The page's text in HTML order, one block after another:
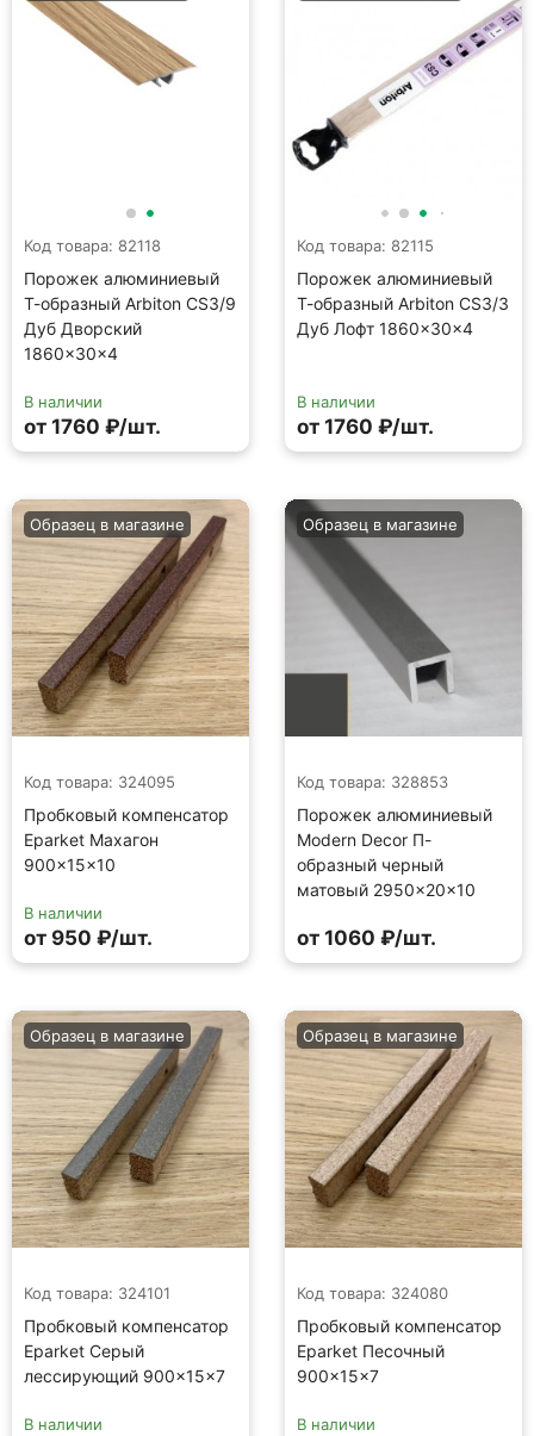
Код товара: 82118
Порожек алюминиевый
Т-образный Arbiton CS3/9
Дуб Дворский
1860×30×4
В наличии
от 1760 ₽/шт.
Код товара: 82115
Порожек алюминиевый
Т-образный Arbiton CS3/3
Дуб Лофт 1860×30×4
В наличии
от 1760 ₽/шт.
Код товара: 324095
Пробковый компенсатор
Eparket Махагон
900×15×10
Образец в магазине
В наличии
от 950 ₽/шт.
Код товара: 328853
Порожек алюминиевый
Modern Decor П-
образный черный
матовый 2950×20×10
Образец в магазине
от 1060 ₽/шт.
Код товара: 324101
Пробковый компенсатор
Eparket Серый
лессирующий 900×15×7
Образец в магазине
В наличии
Код товара: 324080
Пробковый компенсатор
Eparket Песочный
900×15×7
Образец в магазине
В наличии